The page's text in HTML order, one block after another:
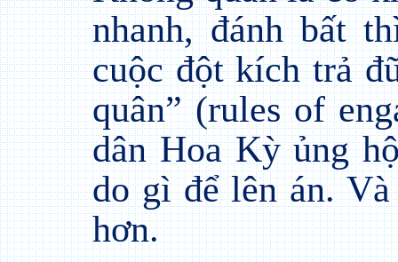
nhanh, đánh bất
cuộc đột kích trả
quân” (rules of
dân Hoa Kỳ ủng
do gì để lên án.
hơn.